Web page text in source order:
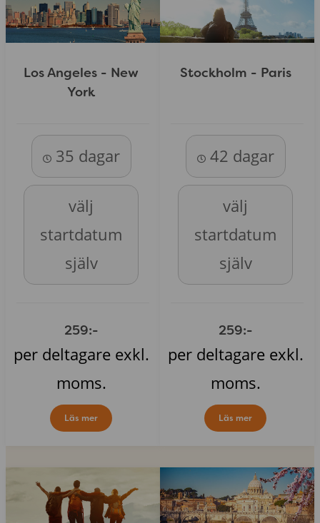
Los Angeles - New
York
35 dagar
välj
startdatum
själv
259:-
per deltagare exkl.
moms.
Läs mer
Stockholm - Paris
42 dagar
välj
startdatum
själv
259:-
per deltagare exkl.
moms.
Läs mer